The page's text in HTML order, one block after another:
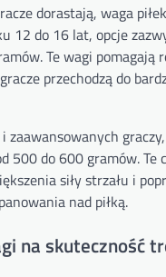
dorastają, waga
12 do 16 lat, opcje
Te wagi pomagają
przechodzą do
zaawansowanych
500 do 600 gramów. Te
siły strzału i
nad piłką.
na skuteczność